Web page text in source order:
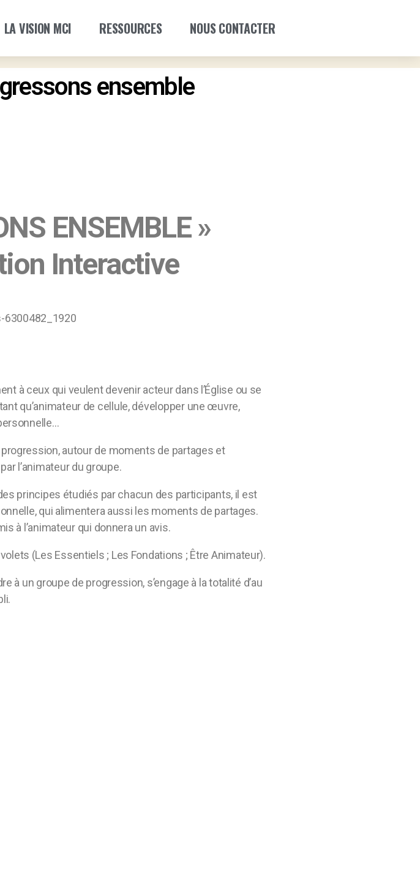
LA VISION MCI RESSOURCES NOUS CONTACTER
ensemble
ENSEMBLE »
Interactive
à ceux qui veulent devenir acteur dans l’Église ou se
qu’animateur de cellule, développer une œuvre,
autour de moments de partages et
l’animateur du groupe.
principes étudiés par chacun des participants, il est
qui alimentera aussi les moments de partages.
à l’animateur qui donnera un avis.
(Les Essentiels ; Les Fondations ; Être Animateur).
à un groupe de progression, s’engage à la totalité d’au